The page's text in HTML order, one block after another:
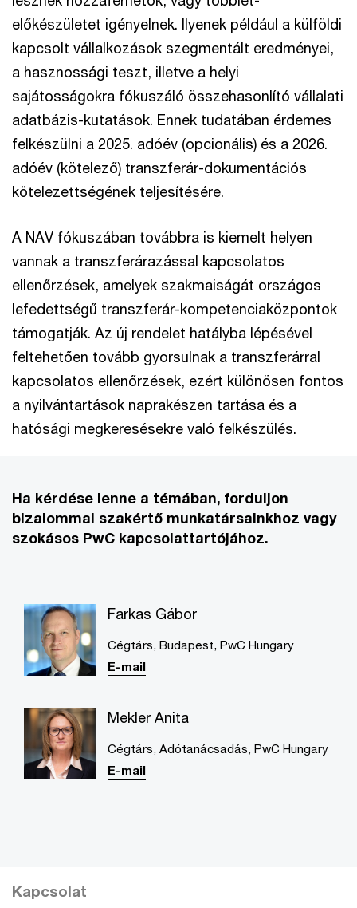
előkészületet igényelnek. Ilyenek például a külföldi
kapcsolt vállalkozások szegmentált eredményei,
a hasznossági teszt, illetve a helyi
sajátosságokra fókuszáló összehasonlító vállalati
adatbázis-kutatások. Ennek tudatában érdemes
felkészülni a 2025. adóév (opcionális) és a 2026.
adóév (kötelező) transzferár-dokumentációs
kötelezettségének teljesítésére.
A NAV fókuszában továbbra is kiemelt helyen
vannak a transzferárazással kapcsolatos
ellenőrzések, amelyek szakmaiságát országos
lefedettségű transzferár-kompetenciaközpontok
támogatják. Az új rendelet hatályba lépésével
feltehetően tovább gyorsulnak a transzferárral
kapcsolatos ellenőrzések, ezért különösen fontos
a nyilvántartások naprakészen tartása és a
hatósági megkeresésekre való felkészülés.
Ha kérdése lenne a témában, forduljon
bizalommal szakértő munkatársainkhoz vagy
szokásos PwC kapcsolattartójához.
Farkas Gábor
Cégtárs, Budapest, PwC Hungary
E-mail
Mekler Anita
Cégtárs, Adótanácsadás, PwC Hungary
E-mail
Kapcsolat